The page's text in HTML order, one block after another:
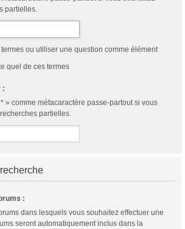
partielles.
ou utiliser une question comme élément
quel de ces termes
:
» comme métacaractère passe-partout si vous
partielles.
:
dans lesquels vous souhaitez effectuer une
seront automatiquement inclus dans la